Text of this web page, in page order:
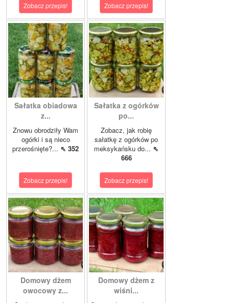
Zobacz przepis! Zobacz przepis!
Sałatka obiadowa
z...
Znowu obrodziły Wam
ogórki i są nieco
przerośnięte?... ⇖ 352
Zobacz przepis!
Sałatka z ogórków
po...
Zobacz, jak robię
sałatkę z ogórków po
meksykańsku do... ⇖
666
Zobacz przepis!
Domowy dżem
owocowy z...
Domowy dżem z
wiśni...